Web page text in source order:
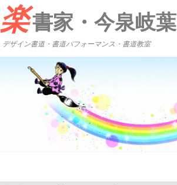
楽書家・今泉岐葉
デザイン書道・書道パフォーマンス・書道教室